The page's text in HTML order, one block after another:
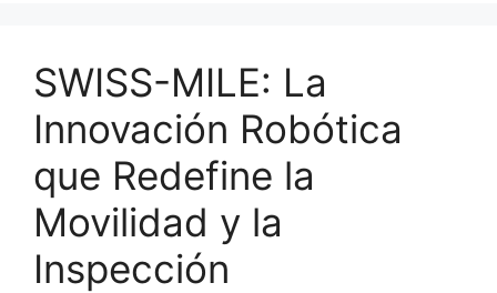
SWISS-MILE: La
Innovación Robótica
que Redefine la
Movilidad y la
Inspección